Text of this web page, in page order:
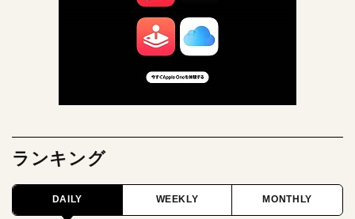
ランキング
DAILY WEEKLY MONTHLY